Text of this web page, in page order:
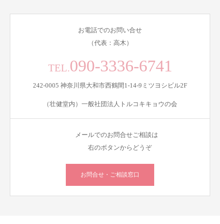
お電話でのお問い合せ
（代表：高木）
TEL.090-3336-6741
242-0005 神奈川県大和市西鶴間1-14-9ミツヨシビル2F
（壮健堂内）一般社団法人トルコキキョウの会
メールでのお問合せご相談は
右のボタンからどうぞ
お問合せ・ご相談窓口